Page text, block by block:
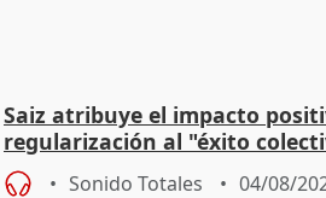
Saiz atribuye el impacto
regularización al "éxito
Sonido Totales 04/08/